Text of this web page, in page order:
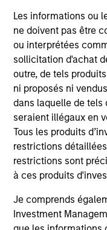
Les informations ou
ne doivent pas être
ou interprétées
sollicitation d'achat
outre, de tels
ni proposés ni
dans laquelle de
seraient illégaux en
Tous les produits
restrictions
restrictions sont
à ces produits
Je comprends
Investment
third party site. We
only as a
not and does not
investigation,
information contained
shall we be
the site or your use of